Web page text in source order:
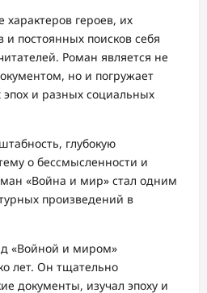
характеров героев, их
и постоянных поисков себя
Роман является не
но и погружает
и разных социальных
глубокую
о бессмысленности и
«Война и мир» стал одним
произведений в
«Войной и миром»
лет. Он тщательно
документы, изучал эпоху и